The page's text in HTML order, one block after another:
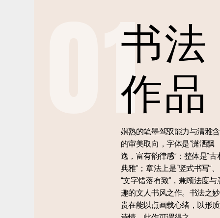
01
书法
作品
娴熟的笔墨驾驭能力与清雅
的审美取向，字体是“潇洒飘
逸，富有韵律感”；整体是“古
典雅”；章法上是“竖式书写”、
“文字错落有致”，兼顾法度与
趣的文人书风之作。书法之
贵在能以点画载心绪，以形